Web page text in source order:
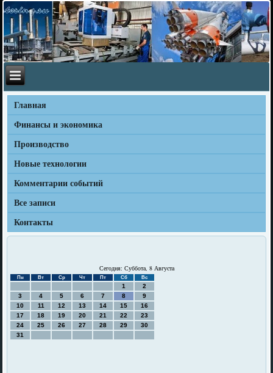
Главная
Финансы и экономика
Производство
Новые технологии
Комментарии событий
Все записи
Контакты
Сегодня: Суббота, 8 Августа
Пн Вт Ср Чт Пт Сб Вс
1
2
3
4 5 6 7 8
9
10
11 12 13 14 15
16
17
18 19 20 21 22
23
24
25 26 27 28 29
30
31